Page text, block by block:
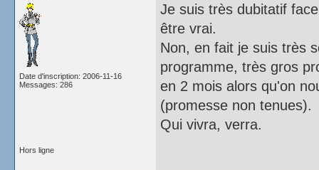
Date d'inscription: 2006-11-16
Messages: 286
Je suis très dubitatif
être vrai.
Non, en fait je suis très
programme, très gros
en 2 mois alors qu'on
(promesse non tenues).
Qui vivra, verra.
Hors ligne